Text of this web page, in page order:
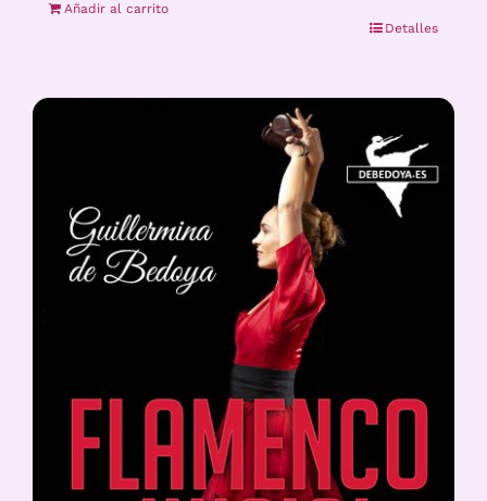
Añadir al carrito
Detalles